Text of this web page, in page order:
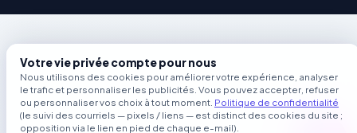
Votre vie privée compte pour nous
Nous utilisons des cookies pour améliorer votre expérience, analyser
le trafic et personnaliser les publicités. Vous pouvez accepter, refuser
ou personnaliser vos choix à tout moment. Politique de confidentialité
(le suivi des courriels — pixels / liens — est distinct des cookies du site ;
opposition via le lien en pied de chaque e-mail).